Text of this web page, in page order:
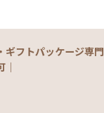
ギフトパッケージ専門